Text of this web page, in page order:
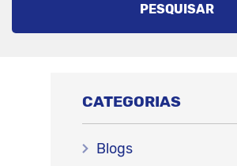
PESQUISAR
CATEGORIAS
Blogs